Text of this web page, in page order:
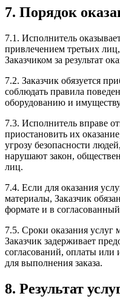
7. Порядок
7.1. Исполнитель
привлечением третьих
Заказчиком за результат
7.2. Заказчик обязуется
соблюдать правила
оборудованию и
7.3. Исполнитель вправе
приостановить их
угрозу безопасности
нарушают закон,
лиц.
7.4. Если для оказания
материалы, Заказчик
формате и в
7.5. Сроки оказания услуг
Заказчик задерживает
согласований, оплаты
для выполнения заказа.
8. Результат